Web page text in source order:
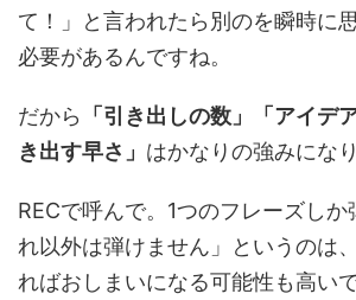
て！」と言われたら別のを瞬時に
必要があるんですね。
だから
「引き出しの数」「アイデ
き出す早さ」 はかなりの強みになり
RECで呼んで。1つのフレーズしか
れ以外は弾けません」というのは
ればおしまいになる可能性も高いで